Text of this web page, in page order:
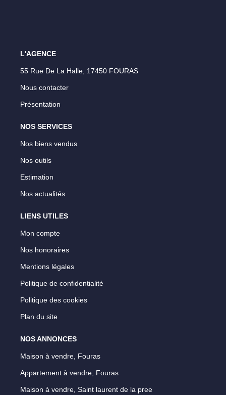
L'AGENCE
55 Rue De La Halle, 17450 FOURAS
Nous contacter
Présentation
NOS SERVICES
Nos biens vendus
Nos outils
Estimation
Nos actualités
LIENS UTILES
Mon compte
Nos honoraires
Mentions légales
Politique de confidentialité
Politique des cookies
Plan du site
NOS ANNONCES
Maison à vendre, Fouras
Appartement à vendre, Fouras
Maison à vendre, Saint laurent de la pree